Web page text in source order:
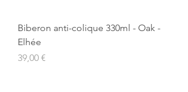
Biberon anti-colique 330ml - Oak -
Elhée
Prix
39,00 €